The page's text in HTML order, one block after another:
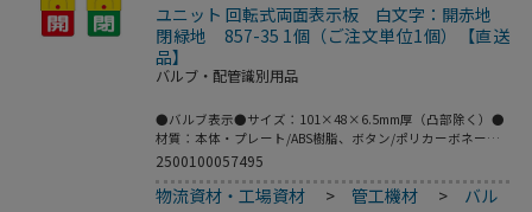
ユニット 回転式両面表示板 白文字：開赤地
閉緑地 857-35 1個（ご注文単位1個）【直送
品】
バルブ・配管識別用品
●バルブ表示●サイズ：101×48×6.5mm厚（凸部除く）●
材質：本体・プレート/ABS樹脂、ボタン/ポリカーボネート
●こちらの商品は事業者様向け商品です。
2500100057495
物流資材・工場資材 >管工機材 > バル